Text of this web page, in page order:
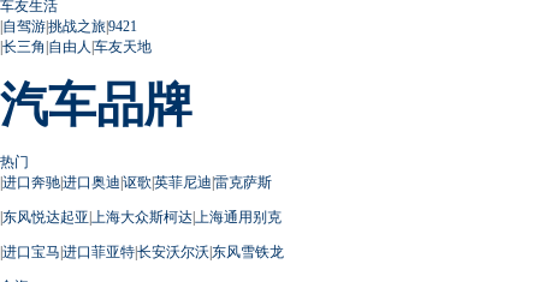
车友生活
|自驾游|挑战之旅|9421
|长三角 |自由人 |车友天地
汽车品牌
热门
|进口奔驰|进口奥迪|讴歌|英菲尼迪|雷克萨斯
|东风悦达起亚| 上海大众斯柯达| 上海通用别克
|进口宝马|进口菲亚特|长安沃尔沃|东风雪铁龙